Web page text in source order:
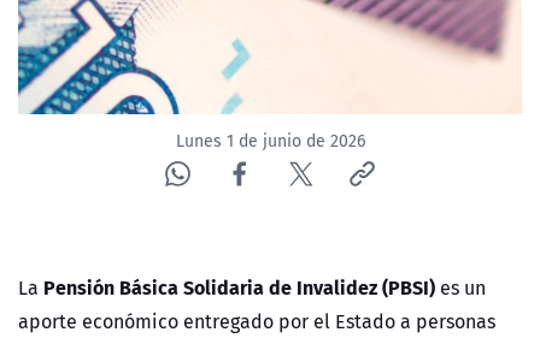
CANAL DE DENUNCIAS
ÁREA DE PROYECTOS
Lunes 1 de junio de 2026
La Pensión Básica Solidaria de Invalidez (PBSI) es un
aporte económico entregado por el Estado a personas